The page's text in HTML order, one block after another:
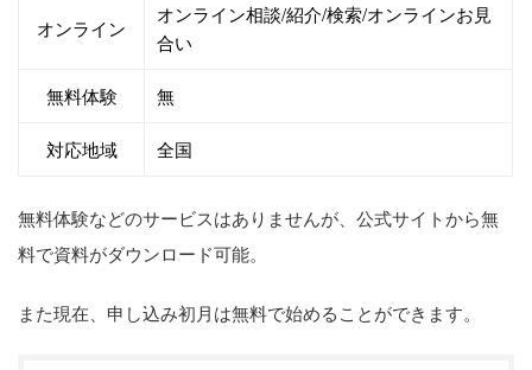
オンライン
オンライン相談/紹介/検索/オンラインお見
合い
無料体験 無
対応地域 全国
無料体験などのサービスはありませんが、公式サイトから無
料で資料がダウンロード可能。
また現在、申し込み初月は無料で始めることができます。